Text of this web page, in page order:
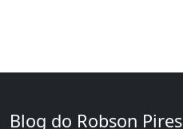
Blog do Robson Pires